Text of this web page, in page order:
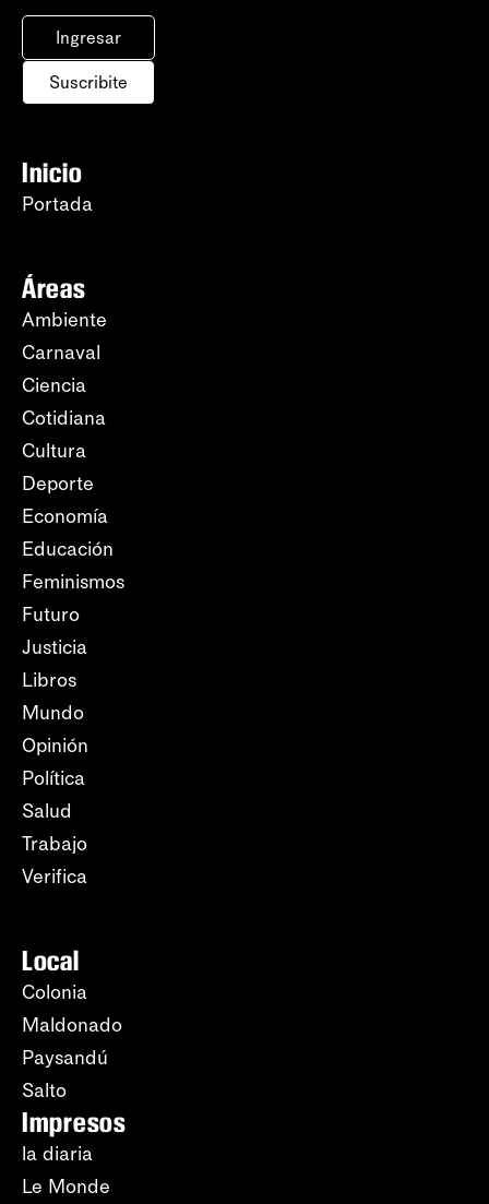
Ingresar
Suscribite
Inicio
Portada
Áreas
Ambiente
Carnaval
Ciencia
Cotidiana
Cultura
Deporte
Economía
Educación
Feminismos
Futuro
Justicia
Libros
Mundo
Opinión
Política
Salud
Trabajo
Verifica
Local
Colonia
Maldonado
Paysandú
Salto
Impresos
la diaria
Le Monde